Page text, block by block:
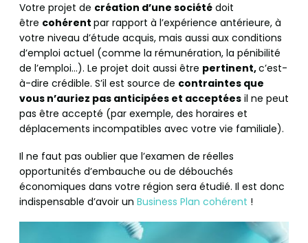
Votre projet de création d’une société doit
être cohérent par rapport à l’expérience antérieure, à
votre niveau d’étude acquis, mais aussi aux conditions
d’emploi actuel (comme la rémunération, la pénibilité
de l’emploi…). Le projet doit aussi être pertinent,c’est-
à-dire crédible. S’il est source de contraintes que
vous n’auriez pas anticipées et acceptées il ne peut
pas être accepté (par exemple, des horaires et
déplacements incompatibles avec votre vie familiale).
Il ne faut pas oublier que l’examen de réelles
opportunités d’embauche ou de débouchés
économiques dans votre région sera étudié. Il est donc
indispensable d’avoir un Business Plan cohérent !